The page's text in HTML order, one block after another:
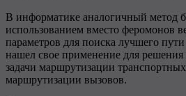
В информатике аналогичный метод
использованием вместо феромонов
параметров для поиска лучшего
нашел свое применение для решения
задачи маршрутизации транспортных
маршрутизации вызовов.